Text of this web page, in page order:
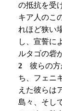
の抵抗を受
キア人のこ
れほど狭い
し、宣誓に
ルタゴの砦
2 彼らの方
ち、フェニ
えた彼らは
島々、そし